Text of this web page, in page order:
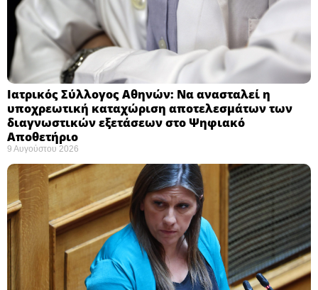
Ιατρικός Σύλλογος Αθηνών: Να ανασταλεί η
υποχρεωτική καταχώριση αποτελεσμάτων των
διαγνωστικών εξετάσεων στο Ψηφιακό
Αποθετήριο ​
9 Αυγούστου 2026